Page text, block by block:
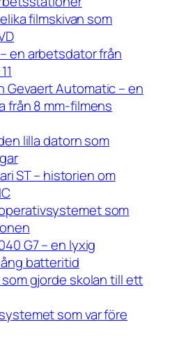
filmskivan som
en arbetsdator från
Gevaert Automatic – en
från 8 mm-filmens
lilla datorn som
ST – historien om
som
G7 – en lyxig
batteritid
gjorde skolan till ett
som var före